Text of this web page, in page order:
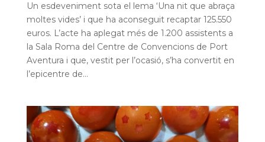
Un esdeveniment sota el lema ‘Una nit que abraça
moltes vides’ i que ha aconseguit recaptar 125.550
euros. L’acte ha aplegat més de 1.200 assistents a
la Sala Roma del Centre de Convencions de Port
Aventura i que, vestit per l’ocasió, s’ha convertit en
l’epicentre de...